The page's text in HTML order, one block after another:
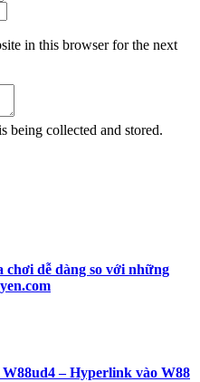
in this browser for the next
being collected and stored.
chơi dễ dàng so với những
– Hyperlink vào W88